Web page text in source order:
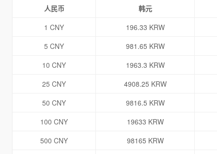
人民币
韩元
1 CNY
196.33 KRW
5 CNY
981.65 KRW
10 CNY
1963.3 KRW
25 CNY
4908.25 KRW
50 CNY
9816.5 KRW
100 CNY
19633 KRW
500 CNY
98165 KRW